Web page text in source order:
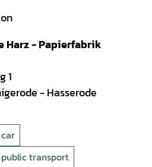
Harz - Papierfabrik
1
- Hasserode
transport